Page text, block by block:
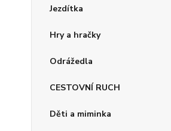
Jezdítka
Hry a hračky
Odrážedla
CESTOVNÍ RUCH
Děti a miminka